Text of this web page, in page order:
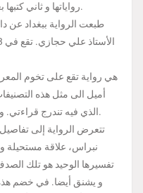
رواياتها و ثاني كتبها بعد مجموعة قصصية صدرت سنة 2017.
هي رواية تقع على تخوم
أميل الى مثل هذه
الذي فيه تندرج قراءتي. و لكنها تفرض نفسها و بقوة حين قراءتها.
تتعرض الرواية إلى
نبراس، علاقة مستحيلة
تفسيرها الوحيد هو تلك
و يشنق أيضا. في خضم